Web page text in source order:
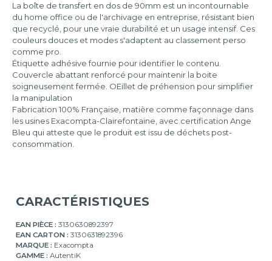
La boîte de transfert en dos de 90mm est un incontournable
du home office ou de l'archivage en entreprise, résistant bien
que recyclé, pour une vraie durabilité et un usage intensif. Ces
couleurs douces et modes s'adaptent au classement perso
comme pro.
Étiquette adhésive fournie pour identifier le contenu.
Couvercle abattant renforcé pour maintenir la boite
soigneusement fermée. OEillet de préhension pour simplifier
la manipulation
Fabrication 100% Française, matière comme façonnage dans
les usines Exacompta-Clairefontaine, avec certification Ange
Bleu qui atteste que le produit est issu de déchets post-
consommation.
CARACTÉRISTIQUES
EAN PIÈCE : 3130630892397
EAN CARTON : 3130631892396
MARQUE : Exacompta
GAMME : AutentiK